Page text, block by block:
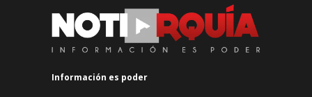
Información es poder